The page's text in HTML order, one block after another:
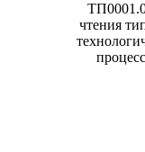
чтения